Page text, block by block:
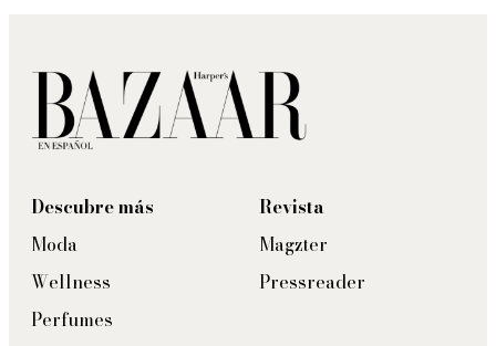
Descubre más
Moda
Wellness
Perfumes
Revista
Magzter
Pressreader